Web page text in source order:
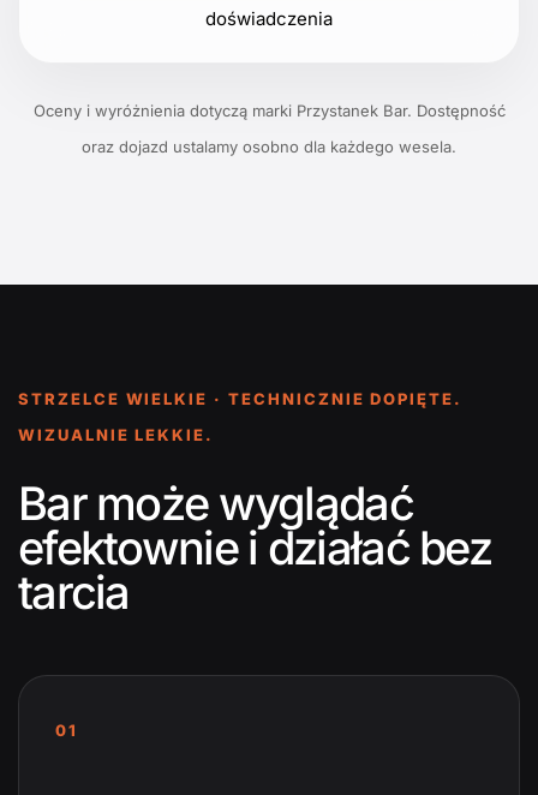
doświadczenia
Oceny i wyróżnienia dotyczą marki Przystanek Bar. Dostępność
oraz dojazd ustalamy osobno dla każdego wesela.
STRZELCE WIELKIE · TECHNICZNIE DOPIĘTE.
WIZUALNIE LEKKIE.
Bar może wyglądać
efektownie i działać bez
tarcia
01